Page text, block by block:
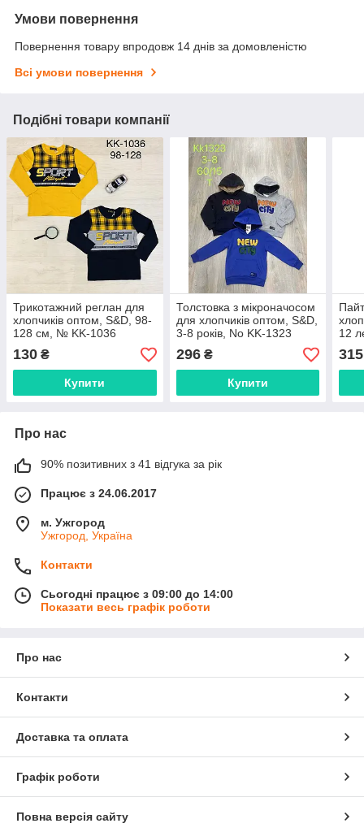
Умови повернення
Повернення товару впродовж 14 днів за домовленістю
Всі умови повернення
Подібні товари компанії
Трикотажний реглан для
хлопчиків оптом, S&D, 98-
128 см, № KK-1036
130 ₴
Купити
Толстовка з мікроначосом
для хлопчиків оптом, S&D,
3-8 років, No KK-1323
296₴
Купити
12
315
Про нас
90% позитивних з 41 відгука за рік
Працює з 24.06.2017
м. Ужгород
Ужгород, Україна
Контакти
Сьогодні працює з 09:00 до 14:00
Показати весь графік роботи
Про нас
Контакти
Доставка та оплата
Графік роботи
Повна версія сайту